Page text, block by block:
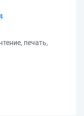
печать,